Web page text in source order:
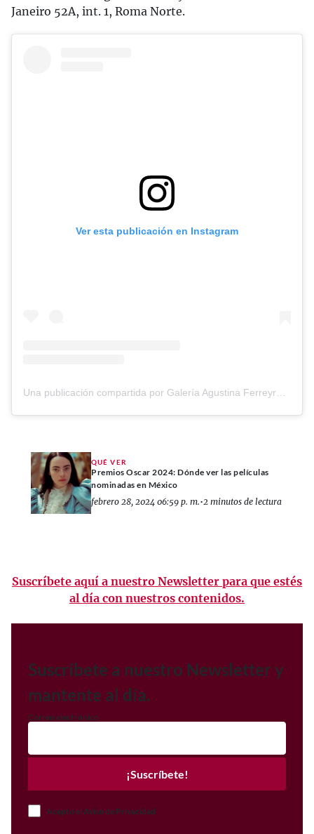
Janeiro 52A, int. 1, Roma Norte.
Ver esta publicación en Instagram
Una publicación compartida por Galería Agustina Ferreyra (@galeria_agustina_ferreyra)
QUÉ VER
Premios Oscar 2024: Dónde ver las películas
nominadas en México
febrero 28, 2024 06:59 p. m.•2 minutos de lectura
Suscríbete aquí a nuestro Newsletter para que estés
al día con nuestros contenidos.
Suscríbete a nuestro Newsletter y
mantente al día.
Correo electrónico
¡Suscríbete!
Acepto el Aviso de Privacidad